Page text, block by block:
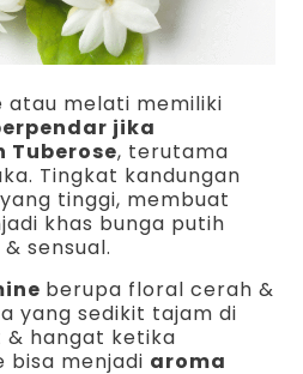
atau melati memiliki
jika
Tuberose, terutama
Tingkat kandungan
tinggi, membuat
khas bunga putih
sensual.
berupa floral cerah &
yang sedikit tajam di
& hangat ketika
bisa menjadi aroma